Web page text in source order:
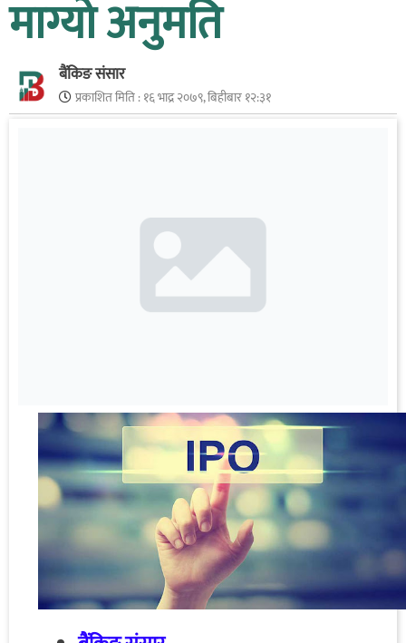
माग्यो अनुमति
बैंकिङ संसार
प्रकाशित मिति :१६ भाद्र २०७९, बिहीबार १२:३१